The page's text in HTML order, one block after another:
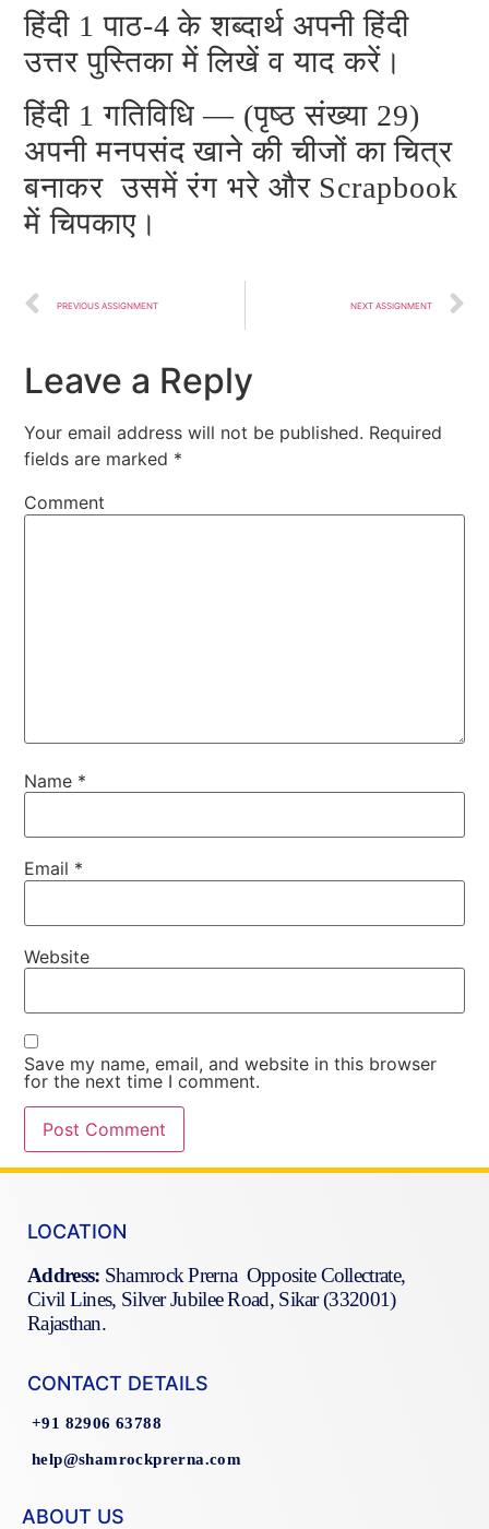
हिंदी 1 पाठ-4 के शब्दार्थ अपनी हिंदी
उत्तर पुस्तिका में लिखें व याद करें।
हिंदी 1 गतिविधि — (पृष्ठ संख्या 29)
अपनी मनपसंद खाने की चीजों का चित्र
बनाकर उसमें रंग भरे और Scrapbook
में चिपकाए।
PREVIOUS ASSIGNMENT NEXT ASSIGNMENT
Leave a Reply
Your email address will not be published. Required
fields are marked *
Comment
Name *
Email *
Website
Save my name, email, and website in this browser
for the next time I comment.
LOCATION
Address: Shamrock Prerna Opposite Collectrate,
Civil Lines, Silver Jubilee Road, Sikar (332001)
Rajasthan.
CONTACT DETAILS
+91 82906 63788
help@shamrockprerna.com
ABOUT US